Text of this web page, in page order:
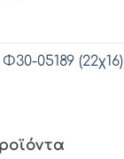
05189 (22χ16)